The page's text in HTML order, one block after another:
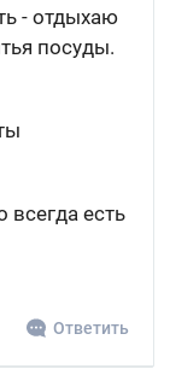
- отдыхаю
посуды.
всегда есть
Ответить